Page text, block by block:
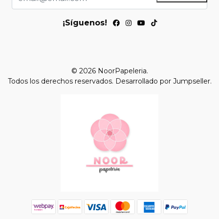
¡Síguenos!
© 2026 NoorPapeleria.
Todos los derechos reservados. Desarrollado por Jumpseller.